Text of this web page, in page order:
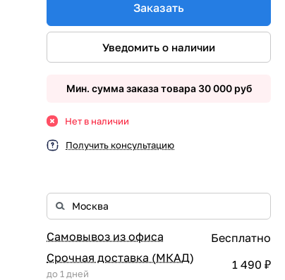
Заказать
Уведомить о наличии
Мин. сумма заказа товара 30 000 руб
Нет в наличии
Получить консультацию
Самовывоз из офиса
Бесплатно
Срочная доставка (МКАД)
до 1 дней
1 490 ₽